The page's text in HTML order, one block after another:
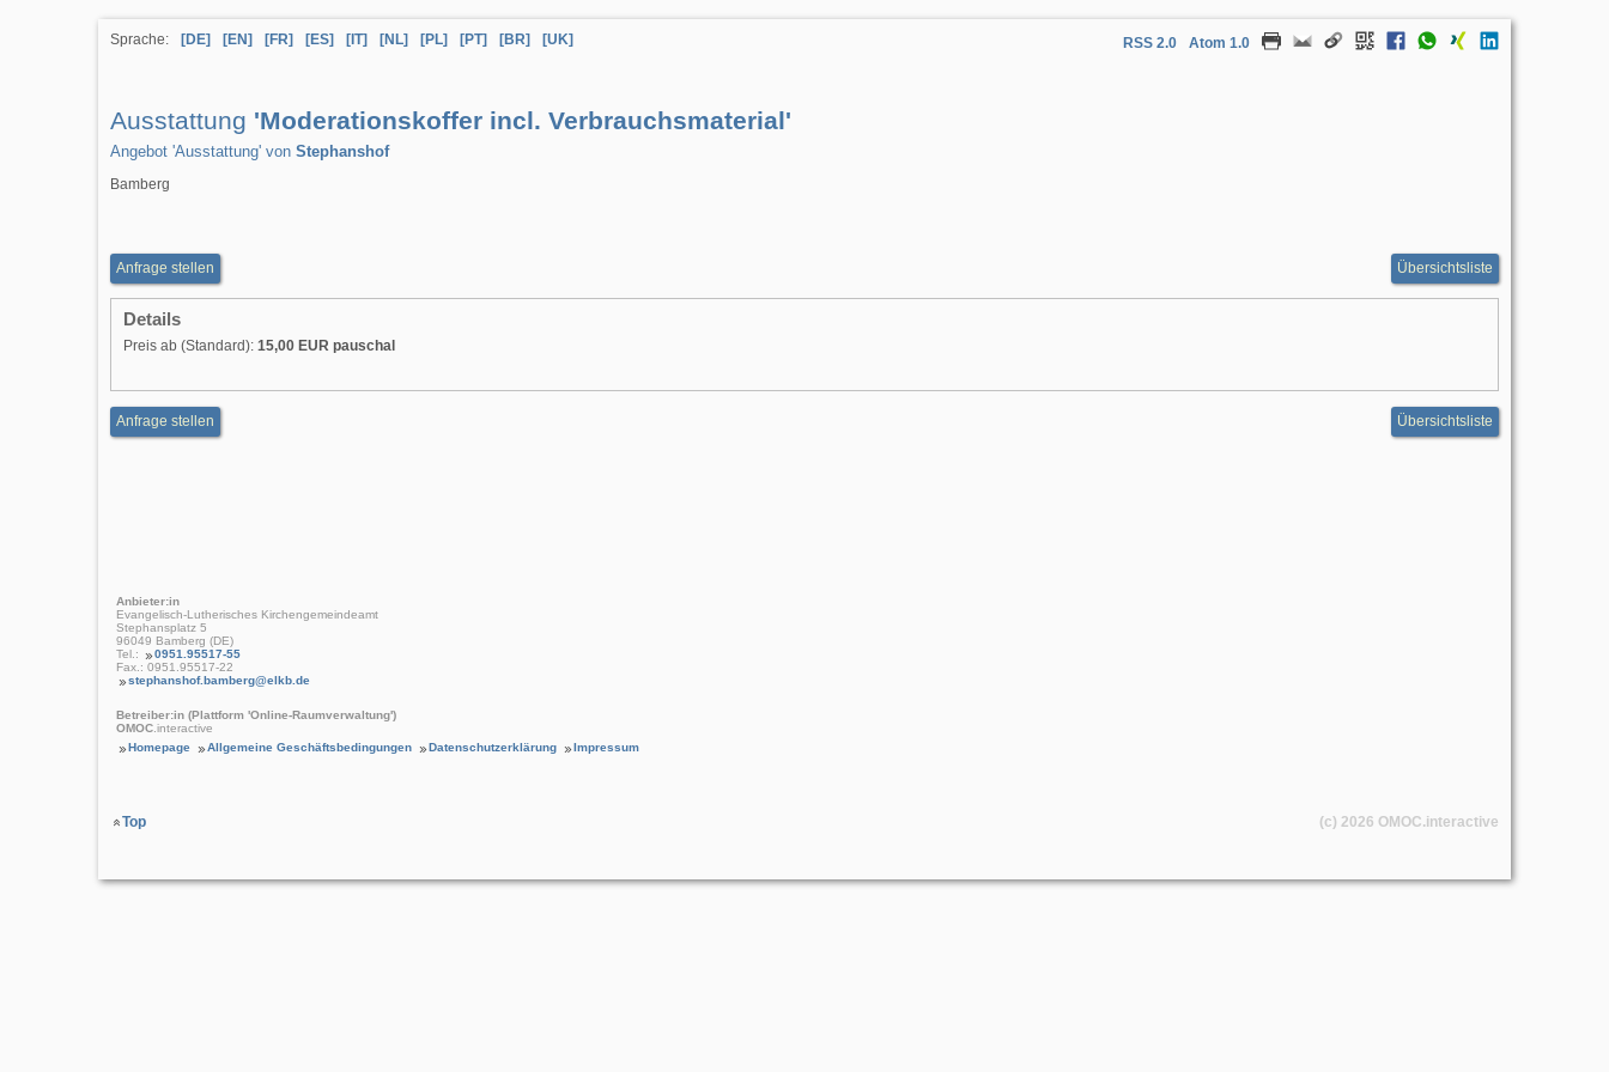
Sprache: [DE] [EN] [FR] [ES] [IT] [NL] [PL] [PT] [BR] [UK] RSS 2.0 Atom 1.0
Ausstattung 'Moderationskoffer incl. Verbrauchsmaterial'
Angebot 'Ausstattung' von Stephanshof
Bamberg
Anfrage stellen Übersichtsliste
Details
Preis ab (Standard): 15,00 EUR pauschal
Anfrage stellen Übersichtsliste
Anbieter:in
Evangelisch-Lutherisches Kirchengemeindeamt
Stephansplatz 5
96049 Bamberg (DE)
Tel.:
0951.95517-55
Fax.: 0951.95517-22
stephanshof.bamberg@elkb.de
Betreiber:in (Plattform 'Online-Raumverwaltung')
OMOC .interactive
Homepage
Allgemeine Geschäftsbedingungen Datenschutzerklärung Impressum
Top (c) 2026 OMOC.interactive